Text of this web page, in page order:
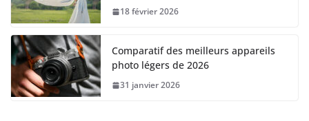
18 février 2026
Comparatif des meilleurs appareils
photo légers de 2026
31 janvier 2026